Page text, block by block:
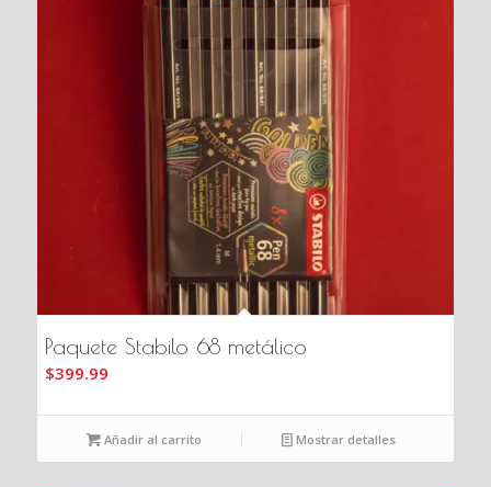
Paquete Stabilo 68 metálico
$399.99
Añadir al carrito Mostrar detalles